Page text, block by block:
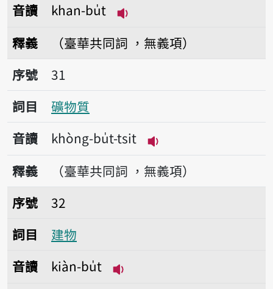
音讀
khan-bu̍t
釋義
（臺華共同詞 ，無義項）
序號31礦物質
序號
31
詞目
礦物質
音讀
khòng-bu̍t-tsit
播放音讀khòng-bu̍t-
釋義
（臺華共同詞 ，無義項）
序號32建物
序號
32
詞目
建物
音讀
kiàn-bu̍t